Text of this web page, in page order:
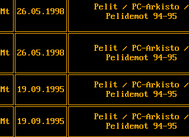
26.05.1998
Pelit / PC-Arkisto /
Pelidemot 94-95
26.05.1998
Pelit / PC-Arkisto /
Pelidemot 94-95
19.09.1995
Pelit / PC-Arkisto /
Pelidemot 94-95
19.09.1995
Pelit / PC-Arkisto /
Pelidemot 94-95